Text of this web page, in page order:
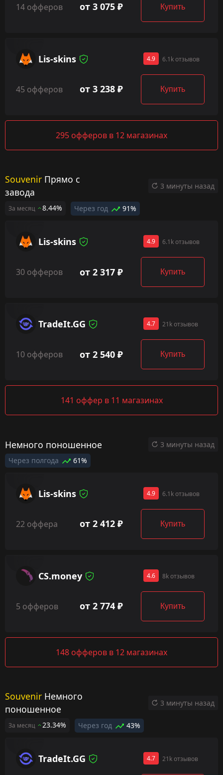
14 офферов от 3 075 ₽ Купить
Lis-skins 4.9 6.1k отзывов
45 офферов от 3 238 ₽ Купить
295 офферов в 12 магазинах
Souvenir Прямо с
завода
За месяц 8.44% Через год 91%
3 минуты назад
Lis-skins 4.9 6.1k отзывов
30 офферов от 2 317 ₽ Купить
TradeIt.GG 4.7 21k отзывов
10 офферов от 2 540 ₽ Купить
141 оффер в 11 магазинах
Немного поношенное
Через полгода 61%
3 минуты назад
Lis-skins 4.9 6.1k отзывов
22 оффера от 2 412 ₽ Купить
CS.money 4.6 8k отзывов
5 офферов от 2 774 ₽ Купить
148 офферов в 12 магазинах
Souvenir Немного
поношенное
За месяц 23.34% Через год 43%
3 минуты назад
TradeIt.GG 4.7 21k отзывов